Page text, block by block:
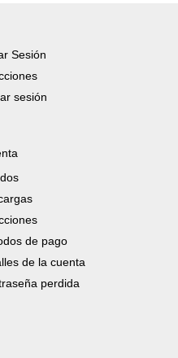
Sesión
sesión
de pago
de la cuenta
perdida